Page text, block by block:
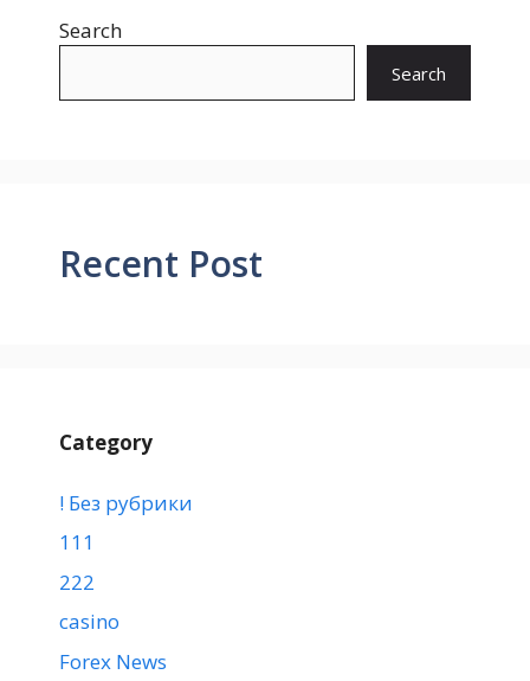
Search
Search
Recent Post
Category
! Без рубрики
111
222
casino
Forex News